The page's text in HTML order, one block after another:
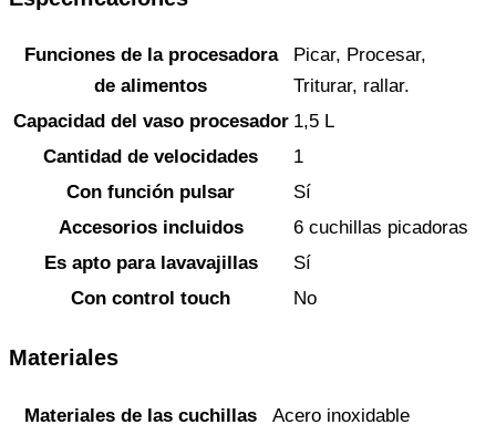
Funciones de la procesadora
de alimentos
Picar, Procesar,
Triturar, rallar.
Capacidad del vaso procesador 1,5 L
Cantidad de velocidades
1
Con función pulsar
Sí
Accesorios incluidos
6 cuchillas picadoras
Es apto para lavavajillas
Sí
Con control touch
No
Materiales
Materiales de las cuchillas
Acero inoxidable